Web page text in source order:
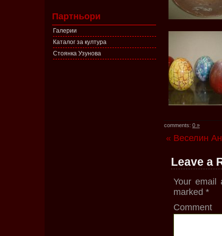
Партньори
Галерии
Каталог за култура
Стоянка Узунова
comments: 0 »
« Веселин
Leave a
Your email
marked *
Comment